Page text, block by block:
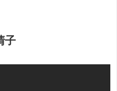
子